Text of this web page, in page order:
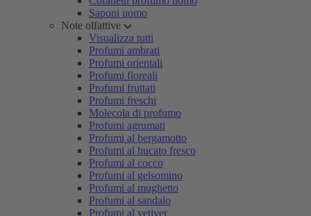
Saponi uomo
Note olfattive
Visualizza tutti
Profumi ambrati
Profumi orientali
Profumi floreali
Profumi fruttati
Profumi freschi
Molecola di profumo
Profumi agrumati
Profumi al bergamotto
Profumi al bucato fresco
Profumi al cocco
Profumi al gelsomino
Profumi al mughetto
Profumi al sandalo
Profumi al vetiver